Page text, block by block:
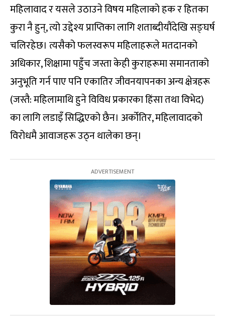
महिलावाद र यसले उठाउने विषय महिलाको हक र हितका
कुरा नै हुन्, त्यो उद्देश्य प्राप्तिका लागि शताब्दीयौंदेखि सङ्घर्ष
चलिरहेछ। त्यसैको फलस्वरूप महिलाहरूले मतदानको
अधिकार, शिक्षामा पहुँच जस्ता केही कुराहरूमा समानताको
अनुभूति गर्न पाए पनि एकातिर जीवनयापनका अन्य क्षेत्रहरू
(जस्तै: महिलामाथि हुने विविध प्रकारका हिंसा तथा विभेद)
का लागि लडाइँ सिद्धिएको छैन। अर्कोतिर, महिलावादको
विरोधमै आवाजहरू उठ्न थालेका छन्।